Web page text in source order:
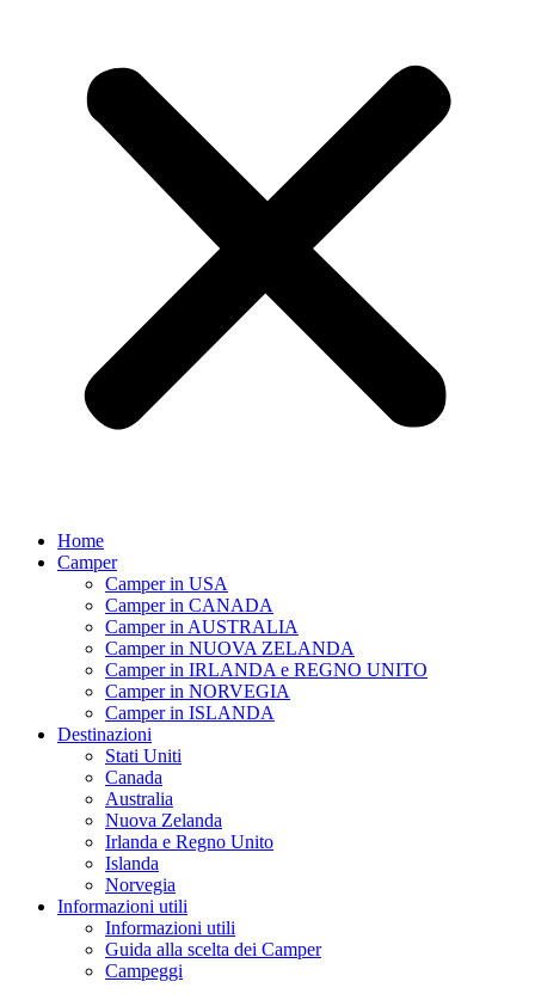
Home
Camper
Camper in USA
Camper in CANADA
Camper in AUSTRALIA
Camper in NUOVA ZELANDA
Camper in IRLANDA e REGNO UNITO
Camper in NORVEGIA
Camper in ISLANDA
Destinazioni
Stati Uniti
Canada
Australia
Nuova Zelanda
Irlanda e Regno Unito
Islanda
Norvegia
Informazioni utili
Informazioni utili
Guida alla scelta dei Camper
Campeggi